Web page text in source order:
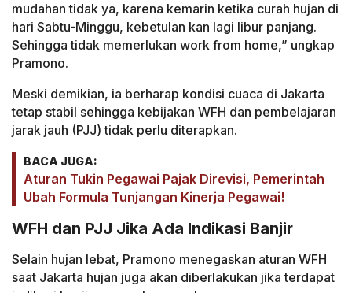
mudahan tidak ya, karena kemarin ketika curah hujan di
hari Sabtu-Minggu, kebetulan kan lagi libur panjang.
Sehingga tidak memerlukan work from home,” ungkap
Pramono.
Meski demikian, ia berharap kondisi cuaca di Jakarta
tetap stabil sehingga kebijakan WFH dan pembelajaran
jarak jauh (PJJ) tidak perlu diterapkan.
BACA JUGA:
Aturan Tukin Pegawai Pajak Direvisi, Pemerintah
Ubah Formula Tunjangan Kinerja Pegawai!
WFH dan PJJ Jika Ada Indikasi Banjir
Selain hujan lebat, Pramono menegaskan aturan WFH
saat Jakarta hujan juga akan diberlakukan jika terdapat